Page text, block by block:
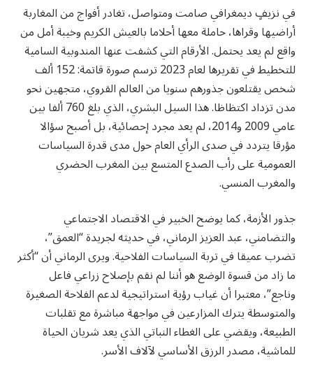
في نزيفٍ ديمغرافي صامت ومتواصل، تغادر أفواج من المغاربة
أراضيها وقراها، حاملة معها أحلاما بالعيش الكريم وخيبة أمل من
واقع لم يعد يحتمل. الأرقام التي كشفت عنها المندوبية السامية
للتخطيط في تقريرها لعام 2023 ترسم صورة قاتمة: 152 ألف
شخص يقتلعون جذورهم سنويا من العالم القروي، متجهين نحو
مدن تزداد اكتظاظا. هذا السيل البشري، الذي بلغ 760 ألفا بين
عامي 2009 و2014، لم يعد مجرد إحصائية، بل أصبح سؤالا
مؤرقا يتردد في صدى الرأي العام حول مدى قدرة السياسات
العمومية على رأب الصدع المتسع بين المغرب الحضري
والمغرب المنسي.
جذور الأزمة، كما يوضح الخبير في الاقتصاد الاجتماعي
والتضامني، عبد العزيز الرماني، في حديثه لجريدة “العمق”،
تضرب عميقا في تربة السياسات الفلاحية. ويرى الرماني أن “أكثر
ما زاد من قسوة الوضع هو أننا لم نقم بإصلاح زراعي فاعل
وناجع”، معتبرا أن غياب رؤية استراتيجية لدعم الفلاحة الصغيرة
والمتوسطة يترك المزارعين في مواجهة مباشرة مع تقلبات
الطبيعة، ويقضي على الغطاء النباتي الذي يعد شريان الحياة
للماشية، مصدر الرزق الأساسي لآلاف الأسر.